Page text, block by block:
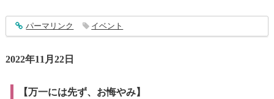
entry3662
パーマリンク イベント
2022年11月22日
【万一には先ず、お悔やみ】